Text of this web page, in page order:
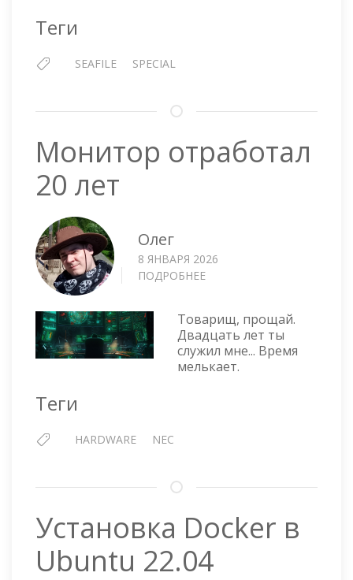
Теги
SEAFILE SPECIAL
Монитор отработал
20 лет
Олег
8 ЯНВАРЯ 2026
ПОДРОБНЕЕ
20
ЛЕТ
Товарищ, прощай.
Двадцать лет ты
служил мне... Время
мелькает.
Теги
HARDWARE NEC
Установка Docker в
Ubuntu 22.04